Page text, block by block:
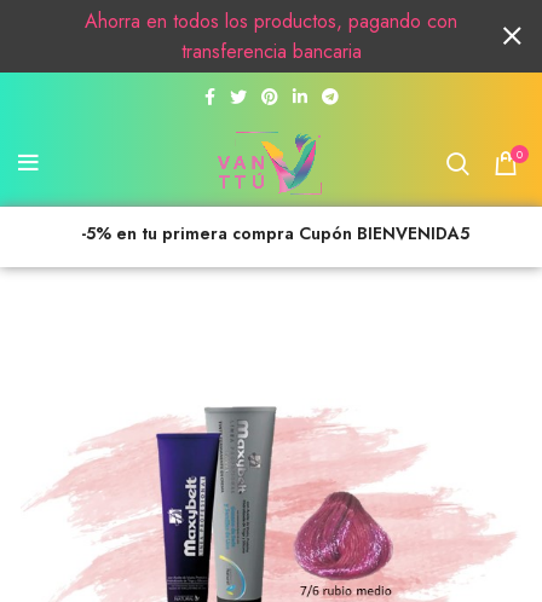
0
-5% en tu primera compra Cupón BIENVENIDA5
Ahorra en todos los productos, pagando con
transferencia bancaria